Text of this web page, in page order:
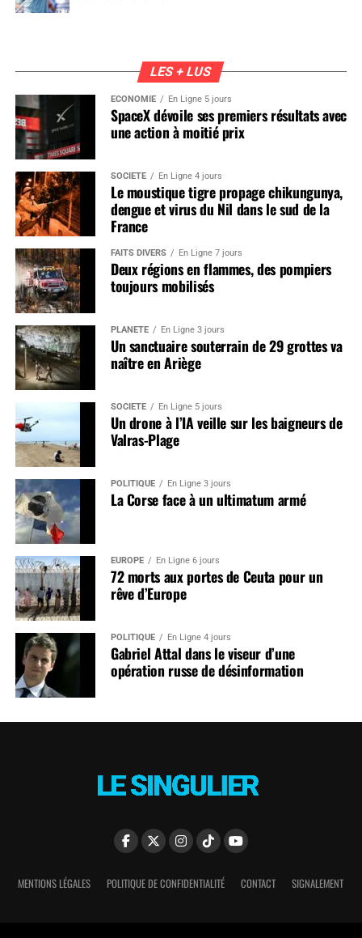
LES + LUS
ÉCONOMIE En Ligne 5 jours
SpaceX dévoile ses premiers résultats avec
une action à moitié prix
SOCIÉTÉ En Ligne 4 jours
Le moustique tigre propage chikungunya,
dengue et virus du Nil dans le sud de la
France
FAITS DIVERS En Ligne 7 jours
Deux régions en flammes, des pompiers
toujours mobilisés
PLANÈTE En Ligne 3 jours
Un sanctuaire souterrain de 29 grottes va
naître en Ariège
SOCIÉTÉ En Ligne 5 jours
Un drone à l’IA veille sur les baigneurs de
Valras-Plage
POLITIQUE En Ligne 3 jours
La Corse face à un ultimatum armé
EUROPE En Ligne 6 jours
72 morts aux portes de Ceuta pour un
rêve d’Europe
POLITIQUE En Ligne 4 jours
Gabriel Attal dans le viseur d’une
opération russe de désinformation
MENTIONS LÉGALES POLITIQUE DE CONFIDENTIALITÉ CONTACT SIGNALEMENT